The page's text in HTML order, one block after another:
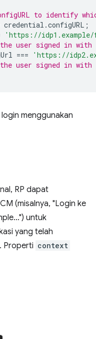
to identify
credential .configURL ;
'https://
user signed in with
===
'https://
user signed in with
menggunakan
RP dapat
(misalnya, "Login ke
untuk
yang telah
Properti context